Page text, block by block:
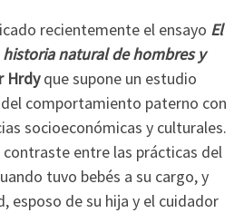
recientemente el ensayo El
historia natural de hombres y
Hrdyque supone un estudio
comportamiento paterno con
socioeconómicas y culturales.
entre las prácticas del
tuvo bebés a su cargo, y
esposo de su hija y el cuidador